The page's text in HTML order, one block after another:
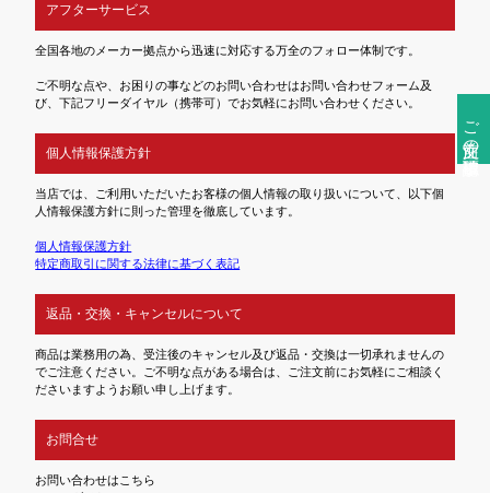
ご注文前の確認事項
アフターサービス
全国各地のメーカー拠点から迅速に対応する万全のフォロー体制です。
ご不明な点や、お困りの事などのお問い合わせはお問い合わせフォーム及
び、下記フリーダイヤル（携帯可）でお気軽にお問い合わせください。
個人情報保護方針
当店では、ご利用いただいたお客様の個人情報の取り扱いについて、以下個
人情報保護方針に則った管理を徹底しています。
個人情報保護方針
特定商取引に関する法律に基づく表記
返品・交換・キャンセルについて
商品は業務用の為、受注後のキャンセル及び返品・交換は一切承れませんの
でご注意ください。ご不明な点がある場合は、ご注文前にお気軽にご相談く
ださいますようお願い申し上げます。
お問合せ
お問い合わせはこちら